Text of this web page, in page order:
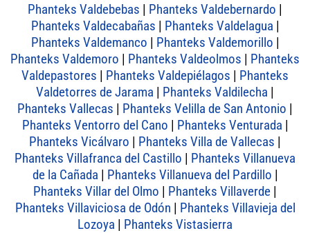
Phanteks Valdebebas | Phanteks Valdebernardo |
Phanteks Valdecabañas | Phanteks Valdelagua |
Phanteks Valdemanco | Phanteks Valdemorillo |
Phanteks Valdemoro | Phanteks Valdeolmos | Phanteks
Valdepastores | Phanteks Valdepiélagos | Phanteks
Valdetorres de Jarama | Phanteks Valdilecha |
Phanteks Vallecas | Phanteks Velilla de San Antonio |
Phanteks Ventorro del Cano | Phanteks Venturada |
Phanteks Vicálvaro | Phanteks Villa de Vallecas |
Phanteks Villafranca del Castillo | Phanteks Villanueva
de la Cañada | Phanteks Villanueva del Pardillo |
Phanteks Villar del Olmo | Phanteks Villaverde |
Phanteks Villaviciosa de Odón | Phanteks Villavieja del
Lozoya | Phanteks Vistasierra